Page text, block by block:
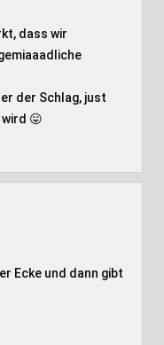
dass wir
der Schlag, just
😛
Ecke und dann gibt